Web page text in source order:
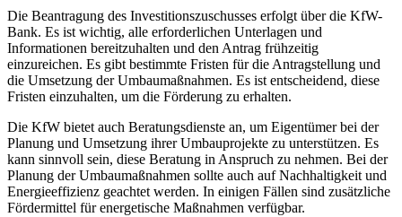
Die Beantragung des Investitionszuschusses erfolgt über die KfW-
Bank. Es ist wichtig, alle erforderlichen Unterlagen und
Informationen bereitzuhalten und den Antrag frühzeitig
einzureichen. Es gibt bestimmte Fristen für die Antragstellung und
die Umsetzung der Umbaumaßnahmen. Es ist entscheidend, diese
Fristen einzuhalten, um die Förderung zu erhalten.
Die KfW bietet auch Beratungsdienste an, um Eigentümer bei der
Planung und Umsetzung ihrer Umbauprojekte zu unterstützen. Es
kann sinnvoll sein, diese Beratung in Anspruch zu nehmen. Bei der
Planung der Umbaumaßnahmen sollte auch auf Nachhaltigkeit und
Energieeffizienz geachtet werden. In einigen Fällen sind zusätzliche
Fördermittel für energetische Maßnahmen verfügbar.